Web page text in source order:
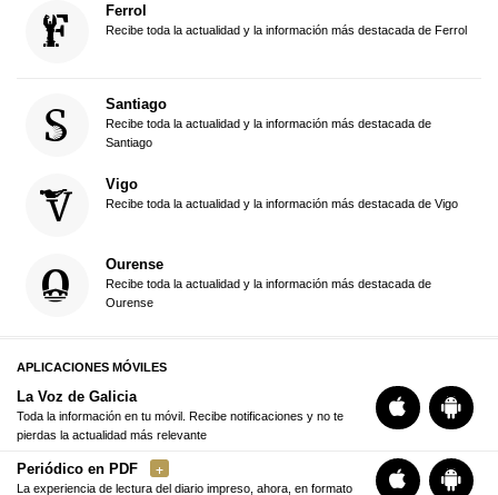
Ferrol
Recibe toda la actualidad y la información más destacada de Ferrol
Santiago
Recibe toda la actualidad y la información más destacada de
Santiago
Vigo
Recibe toda la actualidad y la información más destacada de Vigo
Ourense
Recibe toda la actualidad y la información más destacada de
Ourense
APLICACIONES MÓVILES
La Voz de Galicia
Toda la información en tu móvil. Recibe notificaciones y no te
pierdas la actualidad más relevante
Periódico en PDF
La experiencia de lectura del diario impreso, ahora, en formato